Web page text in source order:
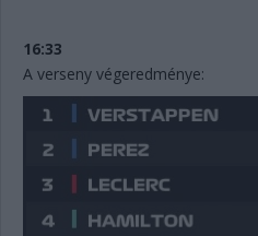
16:33
A verseny végeredménye: